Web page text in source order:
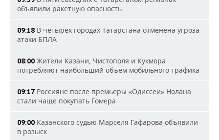
объявили ракетную опасность
09:18 В четырех городах Татарстана отменена угроза
атаки БПЛА
08:00 Жители Казани, Чистополя и Кукмора
потребляют наибольший объем мобильного трафика
09:17 Россияне после премьеры «Одиссеи» Нолана
стали чаще покупать Гомера
09:00 Казанского судью Марселя Гафарова объявили
в розыск